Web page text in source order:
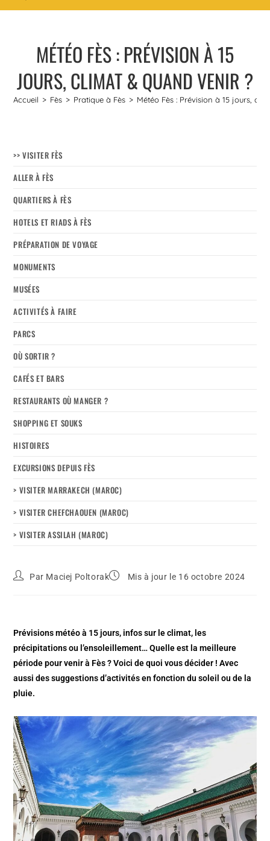
MÉTÉO FÈS : PRÉVISION À 15
JOURS, CLIMAT & QUAND VENIR ?
Accueil > Fès > Pratique à Fès > Météo Fès : Prévision à 15 jours,
>> VISITER FÈS
ALLER À FÈS
QUARTIERS À FÈS
HOTELS ET RIADS À FÈS
PRÉPARATION DE VOYAGE
MONUMENTS
MUSÉES
ACTIVITÉS À FAIRE
PARCS
OÙ SORTIR ?
CAFÉS ET BARS
RESTAURANTS OÙ MANGER ?
SHOPPING ET SOUKS
HISTOIRES
EXCURSIONS DEPUIS FÈS
> VISITER MARRAKECH (MAROC)
> VISITER CHEFCHAOUEN (MAROC)
> VISITER ASSILAH (MAROC)
Par Maciej Poltorak Mis à jour le 16 octobre 2024
Prévisions météo à 15 jours, infos sur le climat, les
précipitations ou l’ensoleillement… Quelle est la meilleure
période pour venir à Fès ? Voici de quoi vous décider ! Avec
aussi des suggestions d’activités en fonction du soleil ou de la
pluie.